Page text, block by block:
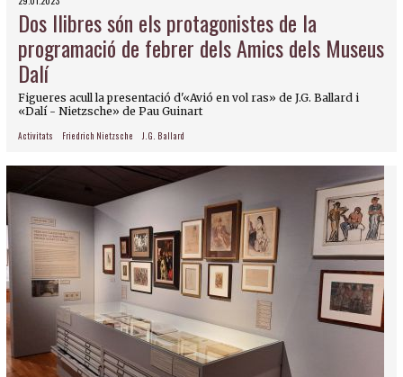
Dos llibres són els protagonistes de la
programació de febrer dels Amics dels Museus
Dalí
Figueres acull la presentació d'«Avió en vol ras» de J.G. Ballard i
«Dalí - Nietzsche» de Pau Guinart
Activitats Friedrich Nietzsche J.G. Ballard